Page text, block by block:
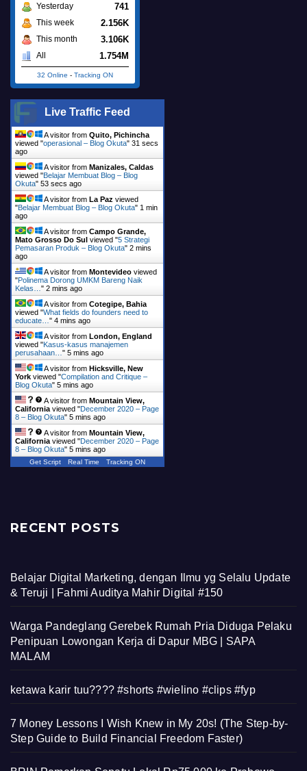
Yesterday 741
This week 2.156K
This month 3.106K
All 1.754M
32 Online - Tracking ON
Live Traffic Feed
A visitor from Quito, Pichincha
viewed "operasional – Blog Okuta" 32 secs
ago
A visitor from Manizales, Caldas
viewed "Belajar Membuat Blog – Blog
Okuta" 54 secs ago
A visitor from La Paz viewed
"Belajar Membuat Blog – Blog Okuta" 1 min
ago
A visitor from Campo Grande,
Mato Grosso Do Sul viewed "5 Strategi
Pemasaran Produk – Blog Okuta" 2 mins
ago
A visitor from Montevideo viewed
"Polinema Dorong UMKM Bareng Naik
Kelas… " 2 mins ago
A visitor from Cotegipe, Bahia
viewed "What fields do founders need to
educate… " 4 mins ago
A visitor from London, England
viewed "Kasus-kasus manajemen
perusahaan… " 5 mins ago
A visitor from Hicksville, New
York viewed "Compilation and Critique –
Blog Okuta" 5 mins ago
A visitor from Mountain View,
California viewed "December 2020 – Page
8 – Blog Okuta" 5 mins ago
A visitor from Mountain View,
California viewed "December 2020 – Page
8 – Blog Okuta" 5 mins ago
Get Script Real Time Tracking ON
RECENT POSTS
Belajar Digital Marketing, dengan Ilmu yg Selalu Update
& Teruji | Fahmi Auditya Mahir Digital #150
Warga Pandeglang Gerebek Rumah Pria Diduga Pelaku
Penipuan Lowongan Kerja di Dapur MBG | SAPA
MALAM
ketawa karir tuu???? #shorts #wielino #clips #fyp
7 Money Lessons I Wish Knew in My 20s! (The Step-by-
Step Guide to Build Financial Freedom Faster)